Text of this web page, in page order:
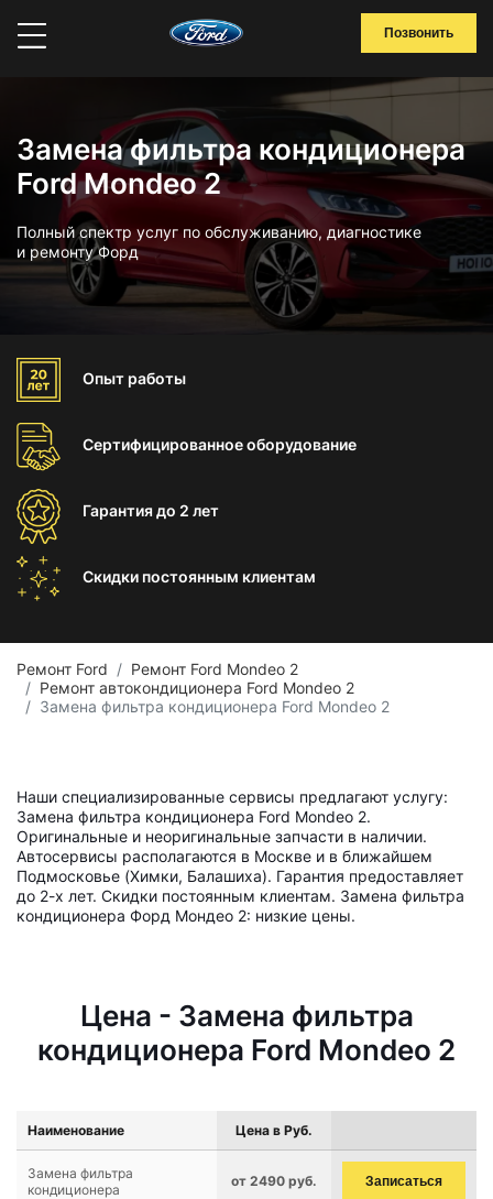
Позвонить
Замена фильтра кондиционера
Ford Mondeo 2
Полный спектр услуг по обслуживанию, диагностике
и ремонту Форд
Опыт работы
Сертифицированноеоборудование
Гарантиядо 2 лет
Скидки постоянным клиентам
Ремонт Ford
Ремонт Ford Mondeo 2
Ремонт автокондиционера Ford Mondeo 2
Замена фильтра кондиционера Ford Mondeo 2
Наши специализированные сервисы предлагают услугу:
Замена фильтра кондиционера Ford Mondeo 2.
Оригинальные и неоригинальные запчасти в наличии.
Автосервисы располагаются в Москве и в ближайшем
Подмосковье (Химки, Балашиха). Гарантия предоставляет
до 2-х лет. Скидки постоянным клиентам. Замена фильтра
кондиционера Форд Мондео 2: низкие цены.
Цена - Замена фильтра
кондиционера Ford Mondeo 2
Наименование Цена в Руб.
Замена фильтра
кондиционера
от 2490 руб. Записаться